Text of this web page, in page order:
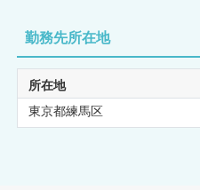
勤務先所在地
所在地
東京都練馬区